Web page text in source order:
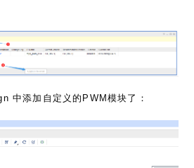
中添加自定义的PWM模块了：